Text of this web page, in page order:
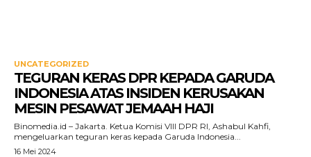
UNCATEGORIZED
TEGURAN KERAS DPR KEPADA GARUDA
INDONESIA ATAS INSIDEN KERUSAKAN
MESIN PESAWAT JEMAAH HAJI
Binomedia.id – Jakarta. Ketua Komisi VIII DPR RI, Ashabul Kahfi,
mengeluarkan teguran keras kepada Garuda Indonesia...
16 Mei 2024